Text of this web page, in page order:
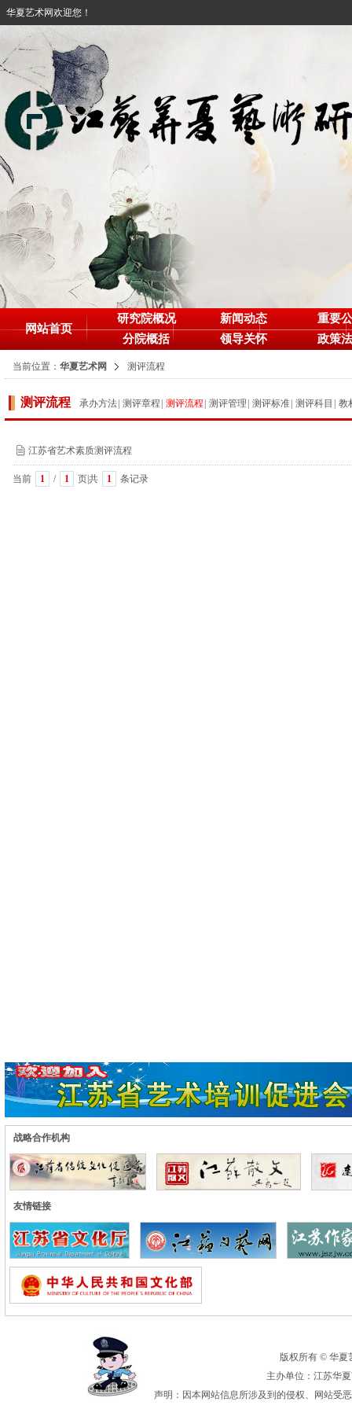
华夏艺术网欢迎您！
网站首页
研究院概况
分院概括
新闻动态
领导关怀
重要
政策
当前位置： 华夏艺术网 测评流程
测评流程 承办方法 测评章程 测评流程 测评管理 测评标准 测评科目 教
江苏省艺术素质测评流程
当前 1 / 1 页|共 1 条记录
战略合作机构
友情链接
版权所有 © 华夏
主办单位：江苏华
声明：因本网站信息所涉及到的侵权、网站受